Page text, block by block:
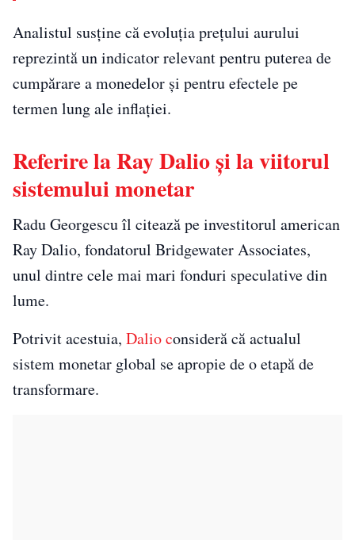
Analistul susține că evoluția prețului aurului
reprezintă un indicator relevant pentru puterea de
cumpărare a monedelor și pentru efectele pe
termen lung ale inflației.
Referire la Ray Dalio și la viitorul
sistemului monetar
Radu Georgescu îl citează pe investitorul american
Ray Dalio, fondatorul Bridgewater Associates,
unul dintre cele mai mari fonduri speculative din
lume.
Potrivit acestuia, Dalio consideră că actualul
sistem monetar global se apropie de o etapă de
transformare.